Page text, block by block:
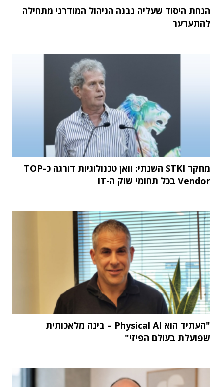
הנחת היסוד שעליה נבנה הניהול המודרני מתחילה
להתערער
מחקר STKI השנתי: וואן טכנולוגיות דורגה כ-TOP
Vendor בכל תחומי שוק ה-IT
"העתיד הוא Physical AI – בינה מלאכותית
שפועלת בעולם הפיזי"